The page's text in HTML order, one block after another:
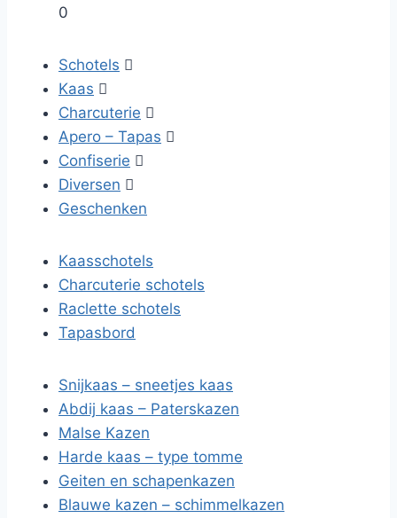
0
Schotels 
Kaas 
Charcuterie 
Apero – Tapas 
Confiserie 
Diversen 
Geschenken
Kaasschotels
Charcuterie schotels
Raclette schotels
Tapasbord
Snijkaas – sneetjes kaas
Abdij kaas – Paterskazen
Malse Kazen
Harde kaas – type tomme
Geiten en schapenkazen
Blauwe kazen – schimmelkazen